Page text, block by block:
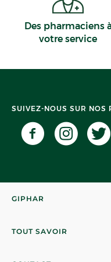
Des pharmaciens
votre service
SUIVEZ-NOUS SUR NOS
GIPHAR
TOUT SAVOIR